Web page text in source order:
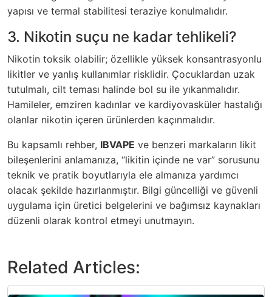
yapısı ve termal stabilitesi teraziye konulmalıdır.
3. Nikotin suçu ne kadar tehlikeli?
Nikotin toksik olabilir; özellikle yüksek konsantrasyonlu
likitler ve yanlış kullanımlar risklidir. Çocuklardan uzak
tutulmalı, cilt teması halinde bol su ile yıkanmalıdır.
Hamileler, emziren kadınlar ve kardiyovasküler hastalığı
olanlar nikotin içeren ürünlerden kaçınmalıdır.
Bu kapsamlı rehber, IBVAPE ve benzeri markaların likit
bileşenlerini anlamanıza, “likitin içinde ne var” sorusunu
teknik ve pratik boyutlarıyla ele almanıza yardımcı
olacak şekilde hazırlanmıştır. Bilgi güncelliği ve güvenli
uygulama için üretici belgelerini ve bağımsız kaynakları
düzenli olarak kontrol etmeyi unutmayın.
Related Articles: